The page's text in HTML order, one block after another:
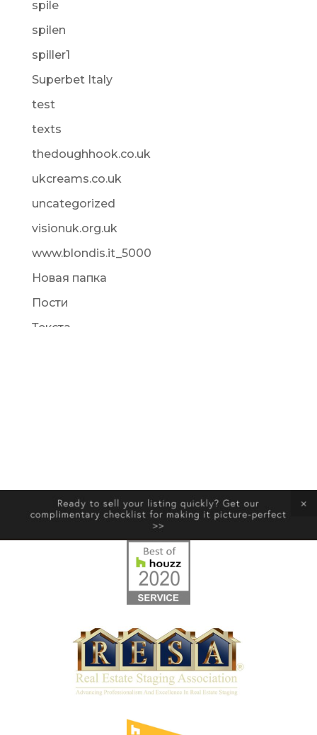
spile
spilen
spiller1
Superbet Italy
test
texts
thedoughhook.co.uk
ukcreams.co.uk
uncategorized
visionuk.org.uk
www.blondis.it_5000
Новая папка
Пости
Текста